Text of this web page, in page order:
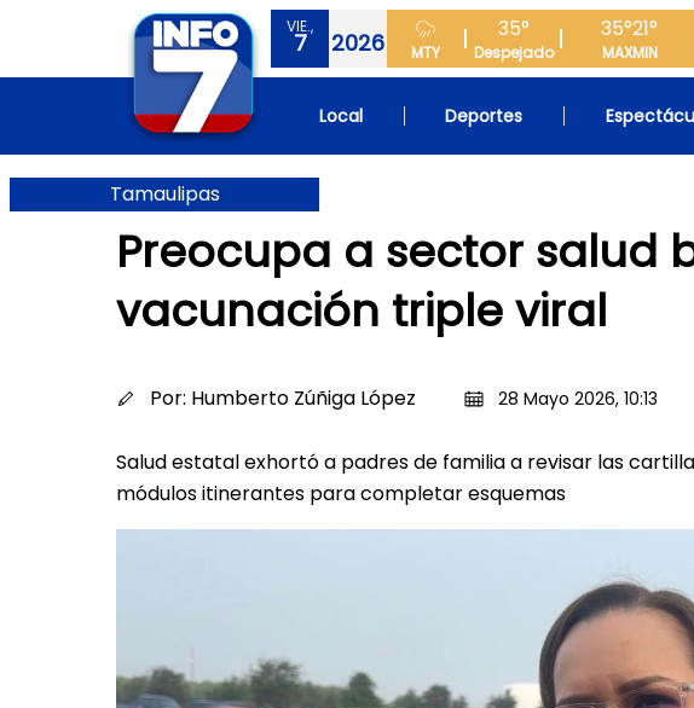
VIE.,
7 2026 MTY
35°
Despejado
35°
MAX
21°
MIN
Local Deportes
Tamaulipas
Preocupa a sector salud
vacunación triple viral
Por: Humberto Zúñiga López 28 Mayo 2026, 10:13
Salud estatal exhortó a padres de familia a revisar las
módulos itinerantes para completar esquemas